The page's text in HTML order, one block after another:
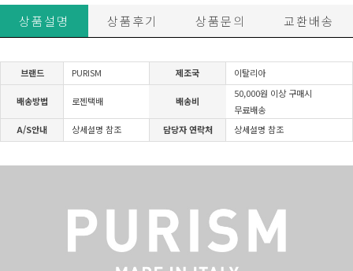
상품설명 상품후기 상품문의 교환배송
브랜드 PURISM 제조국 이탈리아
배송방법 로젠택배 배송비
50,000원 이상 구매시
무료배송
A/S안내
상세설명 참조 담당자 연락처 상세설명 참조